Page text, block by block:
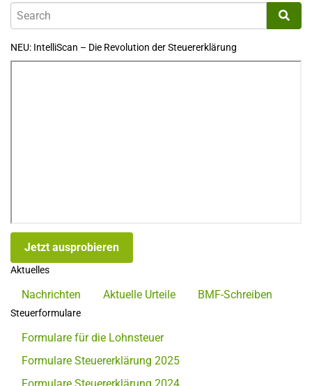
NEU: IntelliScan – Die Revolution der Steuererklärung
Jetzt ausprobieren
Aktuelles
Nachrichten Aktuelle Urteile BMF-Schreiben
Steuerformulare
Formulare für die Lohnsteuer
Formulare Steuererklärung 2025